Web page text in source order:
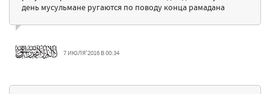
день мусульмане ругаются по поводу конца рамадана
7 ИЮЛЯ'2016 В 00:34